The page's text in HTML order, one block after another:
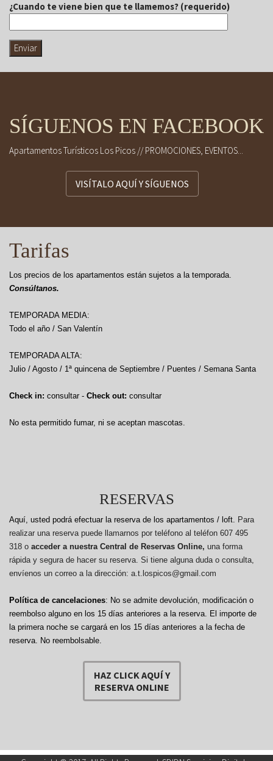
¿Cuando te viene bien que te llamemos? (requerido)
SÍGUENOS EN FACEBOOK
Apartamentos Turísticos Los Picos // PROMOCIONES, EVENTOS...
VISÍTALO AQUÍ Y SÍGUENOS
Tarifas
Los precios de los apartamentos están sujetos a la temporada.
Consúltanos.
TEMPORADA MEDIA:
Todo el año / San Valentín
TEMPORADA ALTA:
Julio / Agosto / 1ª quincena de Septiembre / Puentes / Semana Santa
Check in: consultar - Check out: consultar
No esta permitido fumar, ni se aceptan mascotas.
RESERVAS
Aquí, usted podrá efectuar la reserva de los apartamentos / loft. Para
realizar una reserva puede llamarnos por teléfono al teléfon 607 495
318 o acceder a nuestra Central de Reservas Online, una forma
rápida y segura de hacer su reserva. Si tiene alguna duda o consulta,
envíenos un correo a la dirección: a.t.lospicos@gmail.com
Política de cancelaciones: No se admite devolución, modificación o
reembolso alguno en los 15 días anteriores a la reserva. El importe de
la primera noche se cargará en los 15 días anteriores a la fecha de
reserva. No reembolsable.
HAZ CLICK AQUÍ Y
RESERVA ONLINE